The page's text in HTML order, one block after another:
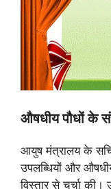
औषधीय पौधों के
आयुष मंत्रालय के
उपलब्धियों और
विस्तार से चर्चा की।